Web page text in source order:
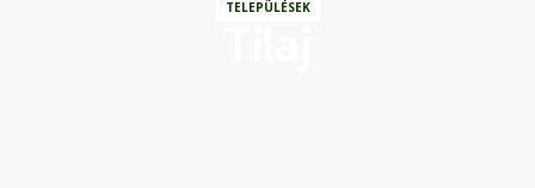
TELEPÜLÉSEK